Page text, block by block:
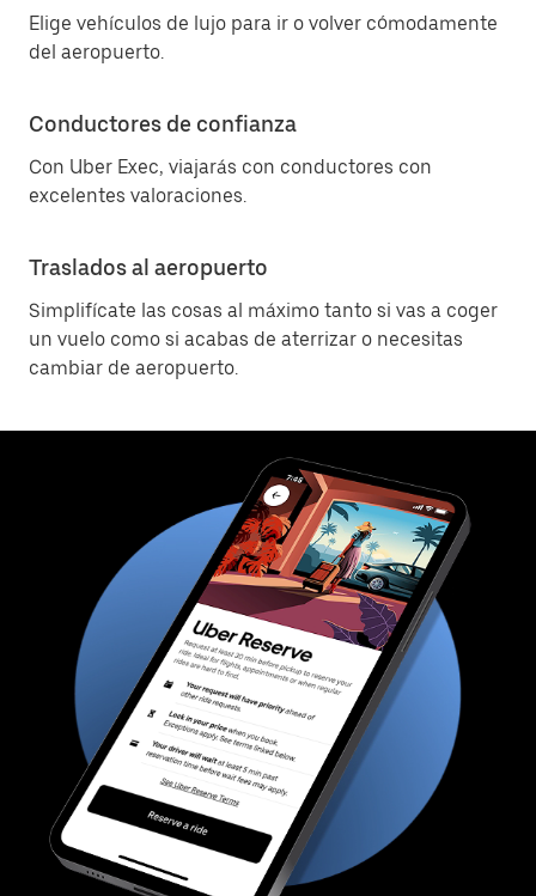
Elige vehículos de lujo para ir o volver cómodamente
del aeropuerto.
Conductores de confianza
Con Uber Exec, viajarás con conductores con
excelentes valoraciones.
Traslados al aeropuerto
Simplifícate las cosas al máximo tanto si vas a coger
un vuelo como si acabas de aterrizar o necesitas
cambiar de aeropuerto.